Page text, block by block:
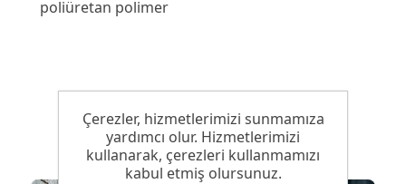
poliüretan polimer
Çerezler, hizmetlerimizi sunmamıza
yardımcı olur. Hizmetlerimizi
kullanarak, çerezleri kullanmamızı
kabul etmiş olursunuz.